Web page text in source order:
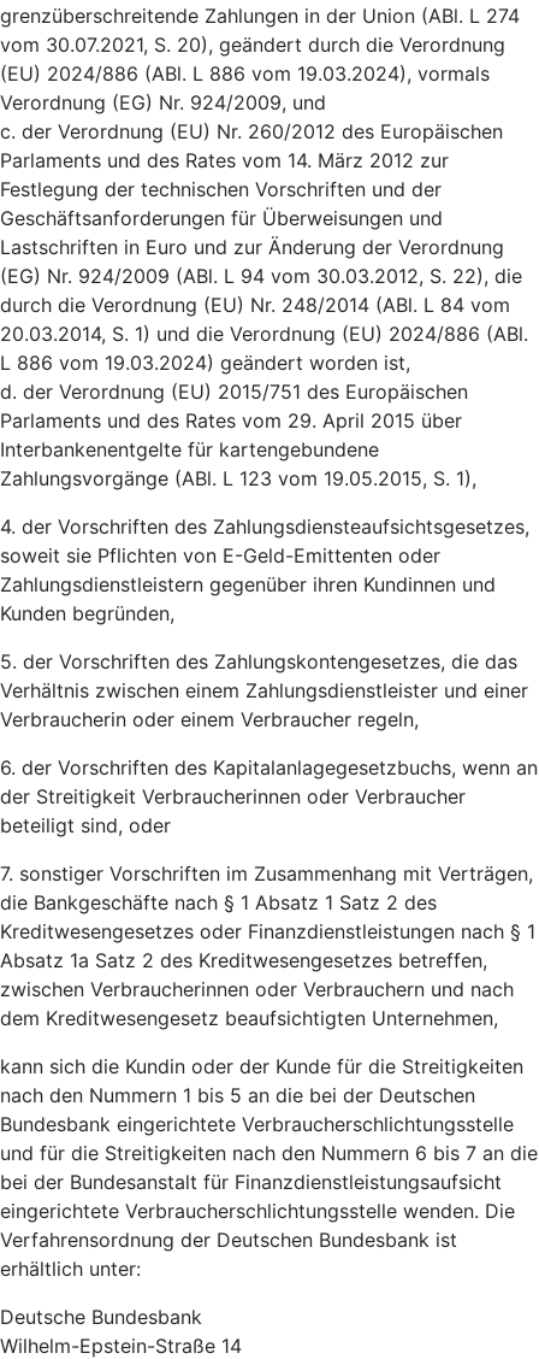
grenzüberschreitende Zahlungen in der Union (ABl. L 274
vom 30.07.2021, S. 20), geändert durch die Verordnung
(EU) 2024/886 (ABl. L 886 vom 19.03.2024), vormals
Verordnung (EG) Nr. 924/2009, und
c. der Verordnung (EU) Nr. 260/2012 des Europäischen
Parlaments und des Rates vom 14. März 2012 zur
Festlegung der technischen Vorschriften und der
Geschäftsanforderungen für Überweisungen und
Lastschriften in Euro und zur Änderung der Verordnung
(EG) Nr. 924/2009 (ABl. L 94 vom 30.03.2012, S. 22), die
durch die Verordnung (EU) Nr. 248/2014 (ABl. L 84 vom
20.03.2014, S. 1) und die Verordnung (EU) 2024/886 (ABl.
L 886 vom 19.03.2024) geändert worden ist,
d. der Verordnung (EU) 2015/751 des Europäischen
Parlaments und des Rates vom 29. April 2015 über
Interbankenentgelte für kartengebundene
Zahlungsvorgänge (ABl. L 123 vom 19.05.2015, S. 1),
4. der Vorschriften des Zahlungsdiensteaufsichtsgesetzes,
soweit sie Pflichten von E-Geld-Emittenten oder
Zahlungsdienstleistern gegenüber ihren Kundinnen und
Kunden begründen,
5. der Vorschriften des Zahlungskontengesetzes, die das
Verhältnis zwischen einem Zahlungsdienstleister und einer
Verbraucherin oder einem Verbraucher regeln,
6. der Vorschriften des Kapitalanlagegesetzbuchs, wenn an
der Streitigkeit Verbraucherinnen oder Verbraucher
beteiligt sind, oder
7. sonstiger Vorschriften im Zusammenhang mit Verträgen,
die Bankgeschäfte nach § 1 Absatz 1 Satz 2 des
Kreditwesengesetzes oder Finanzdienstleistungen nach § 1
Absatz 1a Satz 2 des Kreditwesengesetzes betreffen,
zwischen Verbraucherinnen oder Verbrauchern und nach
dem Kreditwesengesetz beaufsichtigten Unternehmen,
kann sich die Kundin oder der Kunde für die Streitigkeiten
nach den Nummern 1 bis 5 an die bei der Deutschen
Bundesbank eingerichtete Verbraucherschlichtungsstelle
und für die Streitigkeiten nach den Nummern 6 bis 7 an die
bei der Bundesanstalt für Finanzdienstleistungsaufsicht
eingerichtete Verbraucherschlichtungsstelle wenden. Die
Verfahrensordnung der Deutschen Bundesbank ist
erhältlich unter:
Deutsche Bundesbank
Wilhelm-Epstein-Straße 14